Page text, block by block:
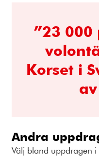
”23 000
Korset i
Andra
Välj bland uppdragen